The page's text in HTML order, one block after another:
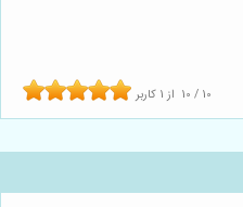
10 / 10 از 1 کاربر